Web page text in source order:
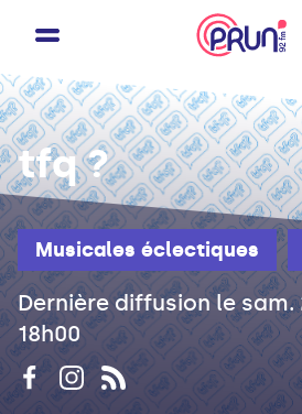
Musicales éclectiques
tfq ?
Dernière diffusion le sam.
18h00